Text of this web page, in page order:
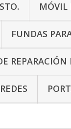
MÓVIL
FUNDAS
REDES